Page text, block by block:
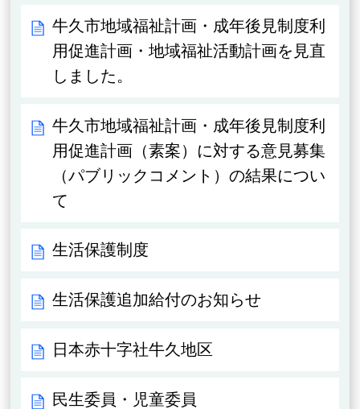
牛久市地域福祉計画・成年後見制度利
用促進計画・地域福祉活動計画を見直
しました。
牛久市地域福祉計画・成年後見制度利
用促進計画（素案）に対する意見募集
（パブリックコメント）の結果につい
て
生活保護制度
生活保護追加給付のお知らせ
日本赤十字社牛久地区
民生委員・児童委員